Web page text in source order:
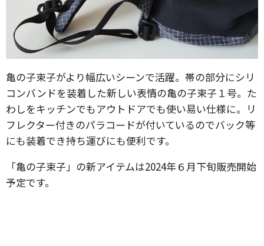
亀の子束子がより幅広いシーンで活躍。帯の部分にシリ
コンバンドを装着した新しい表情の亀の子束子１号。た
わしをキッチンでもアウトドアでも使い易い仕様に。リ
フレクター付きのパラコードが付いているのでバック等
にも装着でき持ち運びにも便利です。
「亀の子束子」の新アイテムは2024年６月下旬販売開始
予定です。